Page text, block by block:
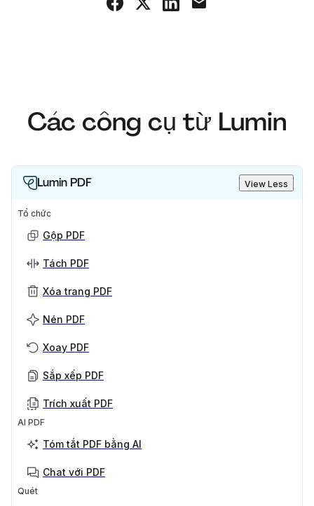
Các công cụ từ Lumin
Lumin PDF View Less
Tổ chức
Gộp PDF
Tách PDF
Xóa trang PDF
Nén PDF
Xoay PDF
Sắp xếp PDF
Trích xuất PDF
AI PDF
Tóm tắt PDF bằng AI
Chat với PDF
Quét